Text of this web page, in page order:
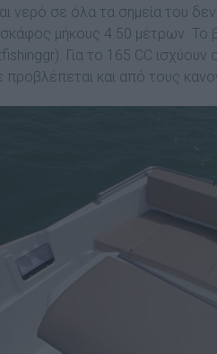
νερό σε όλα τα σηµεία του δεν
µήκους 4.50 µέτρων. Το
Για το 165 CC ισχύουν
και από τους